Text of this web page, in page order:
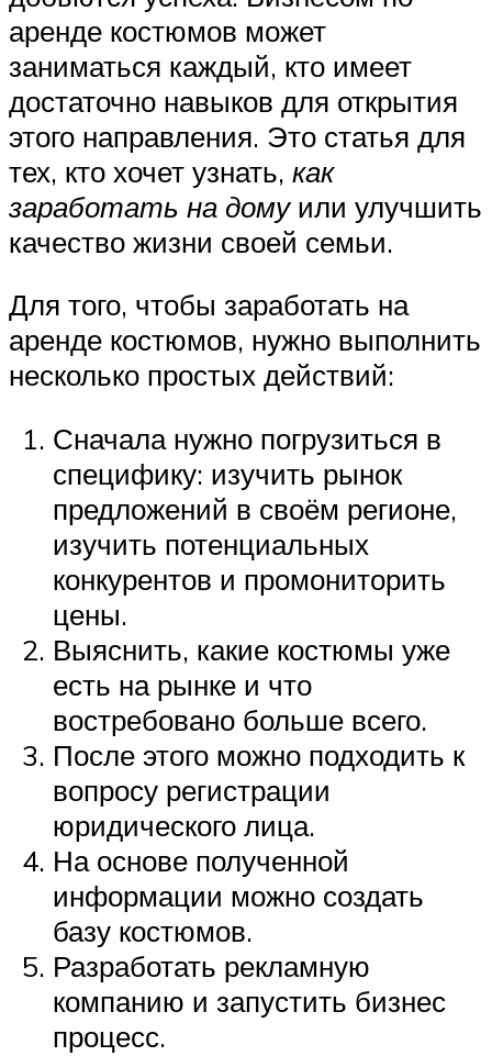
аренде костюмов может
заниматься каждый, кто имеет
достаточно навыков для открытия
этого направления. Это статья для
тех, кто хочет узнать, как
заработать на домуили улучшить
качество жизни своей семьи.
Для того, чтобы заработать на
аренде костюмов, нужно выполнить
несколько простых действий:
Сначала нужно погрузиться в
специфику: изучить рынок
предложений в своём регионе,
изучить потенциальных
конкурентов и промониторить
цены.
Выяснить, какие костюмы уже
есть на рынке и что
востребовано больше всего.
После этого можно подходить к
вопросу регистрации
юридического лица.
На основе полученной
информации можно создать
базу костюмов.
Разработать рекламную
компанию и запустить бизнес
процесс.